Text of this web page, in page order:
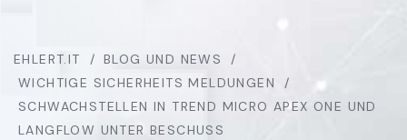
EHLERT.IT
BLOG UND NEWS
WICHTIGE SICHERHEITS MELDUNGEN
SCHWACHSTELLEN IN TREND MICRO APEX ONE UND
LANGFLOW UNTER BESCHUSS